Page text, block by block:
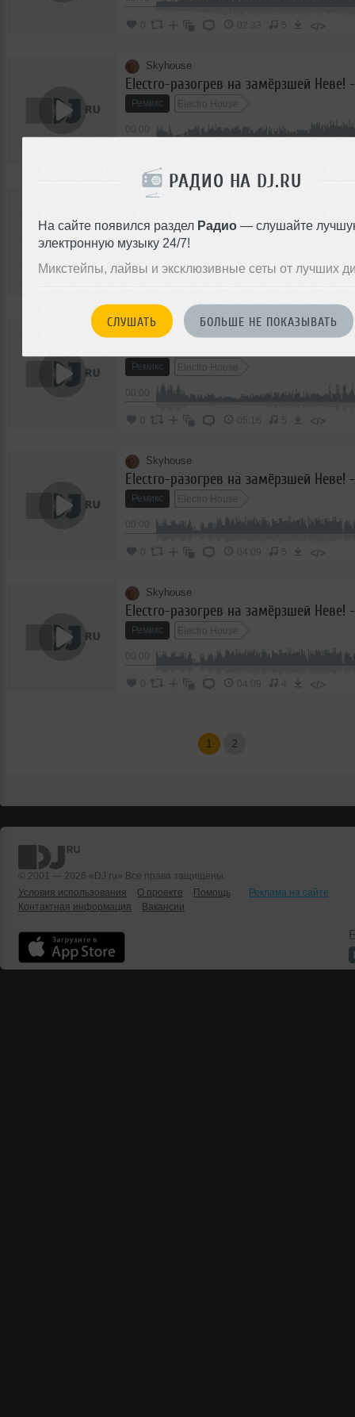
РАДИО НА DJ.RU
На сайте появился раздел Радио — слушайте
электронную музыку 24/7!
Микстейпы, лайвы и эксклюзивные сеты от лучших
СЛУШАТЬ БОЛЬШЕ НЕ ПОКАЗЫВАТЬ
02:33 5 </>
Skyhouse
Ремикс Electro House
Skyhouse
Ремикс Electro House
00:00
Skyhouse
Ремикс Electro House
05:16 5 </>
Skyhouse
Ремикс Electro House
04:09 5 </>
Skyhouse
Ремикс Electro House
04:09 </>
1 2
© 2001 — 2026 «DJ.ru» Все права защищены.
Условия использования
О проекте Помощь
Реклама на сайте
Контактная информация
Вакансии